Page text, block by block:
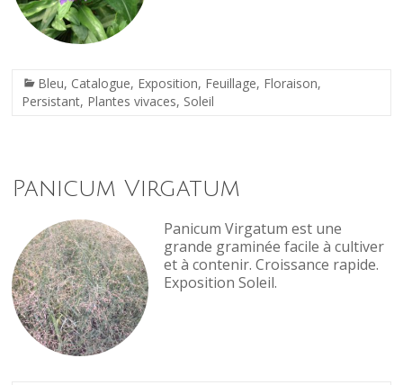
Bleu, Catalogue, Exposition, Feuillage, Floraison,
Persistant, Plantes vivaces, Soleil
Panicum Virgatum
Panicum Virgatum est une
grande graminée facile à cultiver
et à contenir. Croissance rapide.
Exposition Soleil.